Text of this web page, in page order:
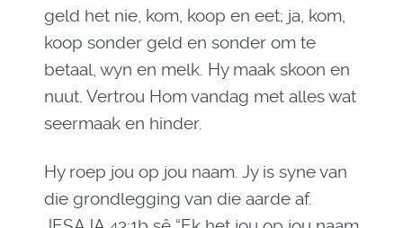
geld het nie, kom, koop en eet; ja, kom,
koop sonder geld en sonder om te
betaal, wyn en melk. Hy maak skoon en
nuut. Vertrou Hom vandag met alles wat
seermaak en hinder.
Hy roep jou op jou naam. Jy is syne van
die grondlegging van die aarde af.